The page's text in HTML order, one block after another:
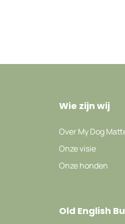
Wie zijn wij
Over My Dog
Onze visie
Onze honden
Old English